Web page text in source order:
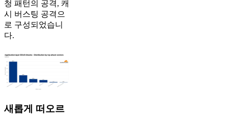
청 패턴의 공격, 캐
시 버스팅 공격으
로 구성되었습니
다.
새롭게 떠오르